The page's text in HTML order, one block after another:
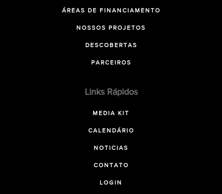
ÁREAS DE FINANCIAMENTO
NOSSOS PROJETOS
DESCOBERTAS
PARCEIROS
Links Rápidos
MEDIA KIT
CALENDÁRIO
NOTICIAS
CONTATO
LOGIN